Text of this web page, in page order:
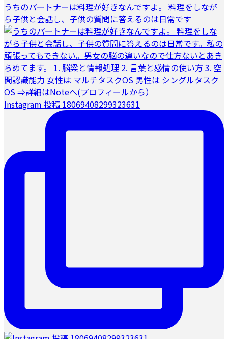
うちのパートナーは料理が好きなんですよ。 料理をしなが
ら子供と会話し、子供の質問に答えるのは日常です
Instagram 投稿 18069408299323631